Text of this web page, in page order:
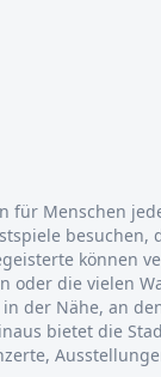
für Menschen
besuchen,
können
oder die vielen
der Nähe, an
bietet die